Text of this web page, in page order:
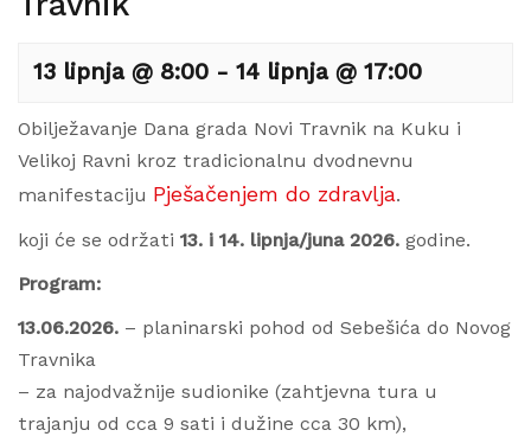
13 lipnja @ 8:00 - 14 lipnja @ 17:00
Obilježavanje Dana grada Novi Travnik na Kuku i
Velikoj Ravni kroz tradicionalnu dvodnevnu
manifestaciju Pješačenjem do zdravlja.
koji će se održati 13. i 14. lipnja/juna 2026. godine.
Program:
13.06.2026. – planinarski pohod od Sebešića do Novog
Travnika
– za najodvažnije sudionike (zahtjevna tura u
trajanju od cca 9 sati i dužine cca 30 km),